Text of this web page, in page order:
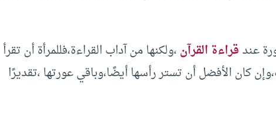
عندقراءة القرآن،ولكنها من آداب القراءة،فللمرأة أن تقرأ
كان الأفضل أن تستر رأسها أيضًا،وباقي عورتها ،تقديرًا